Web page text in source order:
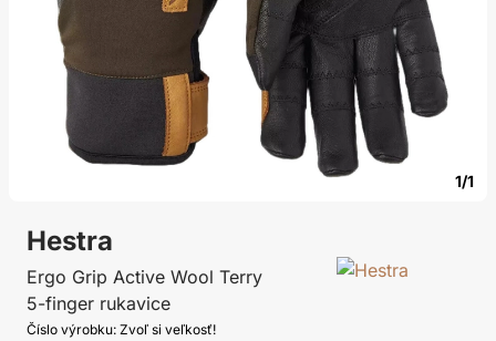
1/1
Hestra
Ergo Grip Active Wool Terry
5-finger rukavice
Číslo výrobku: Zvoľ si veľkosť!